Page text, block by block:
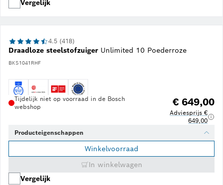
Vergelijk
Draadloze steelstofzuiger Unlimited 10 Poederroze
BKS1041RHF
4.5 (418)
Tijdelijk niet op voorraad in de Bosch
webshop
€ 649,00
Adviesprijs €
649,00
Producteigenschappen
Winkelvoorraad
In winkelwagen
Vergelijk